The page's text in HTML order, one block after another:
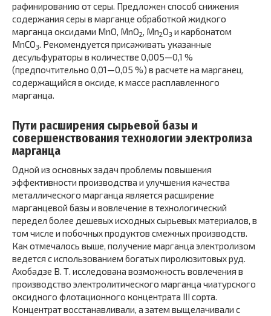
рафинированию от серы. Предложен способ снижения
содержания серы в марганце обработкой жидкого
марганца оксидами MnO, MnO2, Mn2O3 и карбонатом
MnCO3. Рекомендуется присаживать указанные
десульфураторы в количестве 0,005—0,1 %
(предпочтительно 0,01—0,05 %) в расчете на марганец,
содержащийся в оксиде, к массе расплавленного
марганца.
Пути расширения сырьевой базы и
совершенствования технологии электролиза
марганца
Одной из основных задач проблемы повышения
эффективности производства и улучшения качества
металлического марганца является расширение
марганцевой базы и вовлечение в технологический
передел более дешевых исходных сырьевых материалов, в
том числе и побочных продуктов смежных производств.
Как отмечалось выше, получение марганца электролизом
ведется с использованием богатых пиролюзитовых руд.
Ахобадзе В. Т. исследована возможность вовлечения в
производство электролитического марганца чиатурского
оксидного флотационного концентрата III сорта.
Концентрат восстанавливали, а затем выщелачивали с